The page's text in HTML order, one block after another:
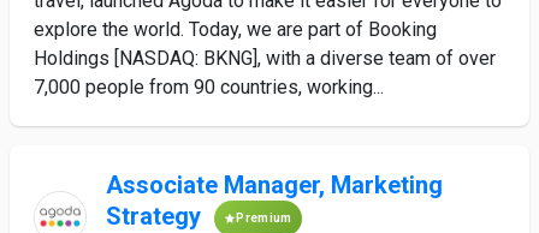
explore the world. Today, we are part of Booking
Holdings [NASDAQ: BKNG], with a diverse team of over
7,000 people from 90 countries, working...
Associate Manager, Marketing
Strategy
Premium